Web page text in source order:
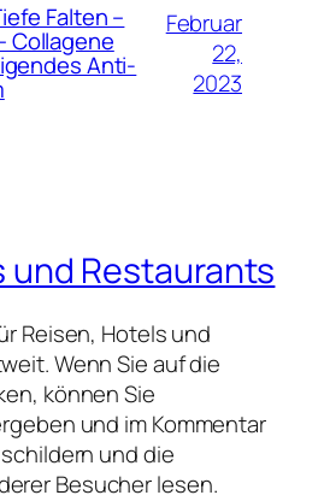
Falten –
Collagene
Anti-
Februar
22,
2023
und Restaurants
Reisen, Hotels und
Wenn Sie auf die
können Sie
und im Kommentar
und die
Besucher lesen.